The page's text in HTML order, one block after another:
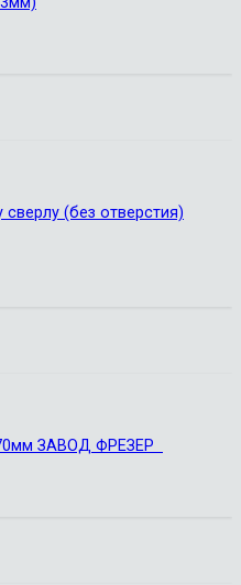
(без отверстия)
ЗАВОД ФРЕЗЕР